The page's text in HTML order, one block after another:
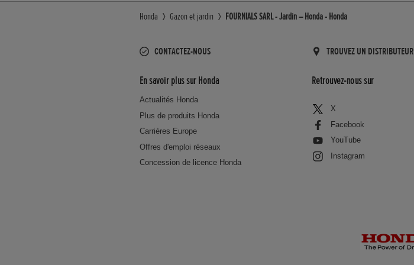
Honda Gazon et jardin FOURNIALS SARL - Jardin – Honda - Honda
CONTACTEZ-NOUS TROUVEZ UN DISTRIBUTEUR
En savoir plus sur Honda
Actualités Honda
Plus de produits Honda
Carrières Europe
Offres d'emploi réseaux
Concession de licence Honda
Retrouvez-nous sur
X
Facebook
YouTube
Instagram